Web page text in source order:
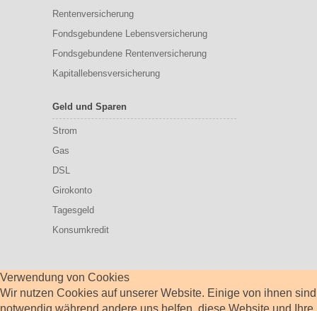
Rentenversicherung
Fondsgebundene Lebensversicherung
Fondsgebundene Rentenversicherung
Kapitallebensversicherung
Geld und Sparen
Strom
Gas
DSL
Girokonto
Tagesgeld
Konsumkredit
Verwendung von Cookies
Wir nutzen Cookies auf unserer Website. Einige von ihnen sind
notwendig während andere uns helfen, diese Website und Ihre